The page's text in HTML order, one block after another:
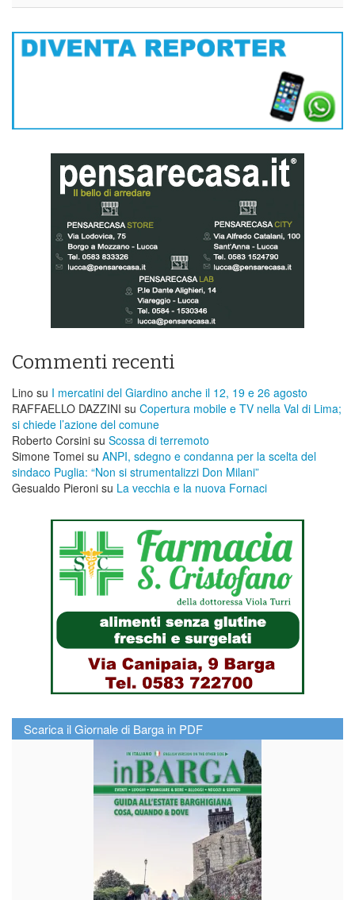
Commenti recenti
Lino su I mercatini del Giardino anche il 12, 19 e 26 agosto
RAFFAELLO DAZZINI su ​Copertura mobile e TV nella Val di Lima;
si chiede l’azione del comune
Roberto Corsini su Scossa di terremoto
Simone Tomei su ANPI, sdegno e condanna per la scelta del
sindaco Puglia: “Non si strumentalizzi Don Milani”
Gesualdo Pieroni su La vecchia e la nuova Fornaci
Scarica il Giornale di Barga in PDF